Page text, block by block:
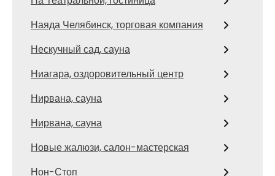
Наяда Челябинск, торговая компания
Нескучный сад, сауна
Ниагара, оздоровительный центр
Нирвана, сауна
Нирвана, сауна
Новые жалюзи, салон-мастерская
Нон-Стоп